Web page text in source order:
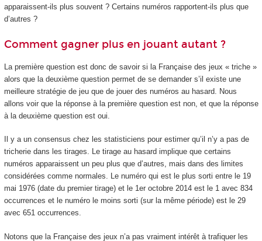
apparaissent-ils plus souvent ? Certains numéros rapportent-ils plus que
d’autres ?
Comment gagner plus en jouant autant ?
La première question est donc de savoir si la Française des jeux « triche »
alors que la deuxième question permet de se demander s’il existe une
meilleure stratégie de jeu que de jouer des numéros au hasard. Nous
allons voir que la réponse à la première question est non, et que la réponse
à la deuxième question est oui.
Il y a un consensus chez les statisticiens pour estimer qu’il n’y a pas de
tricherie dans les tirages. Le tirage au hasard implique que certains
numéros apparaissent un peu plus que d’autres, mais dans des limites
considérées comme normales. Le numéro qui est le plus sorti entre le 19
mai 1976 (date du premier tirage) et le 1eroctobre 2014 est le 1 avec 834
occurrences et le numéro le moins sorti (sur la même période) est le 29
avec 651 occurrences.
Notons que la Française des jeux n’a pas vraiment intérêt à trafiquer les